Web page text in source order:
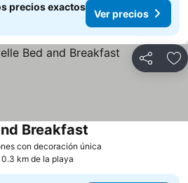
precios exactos
Ver precios
Compartir
con decoración única
Breakfast
0.3 km de la playa